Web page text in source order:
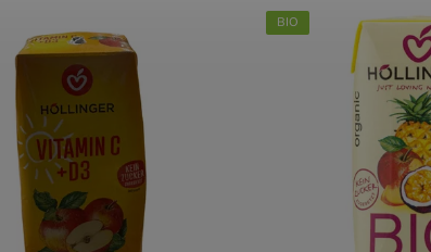
BIO